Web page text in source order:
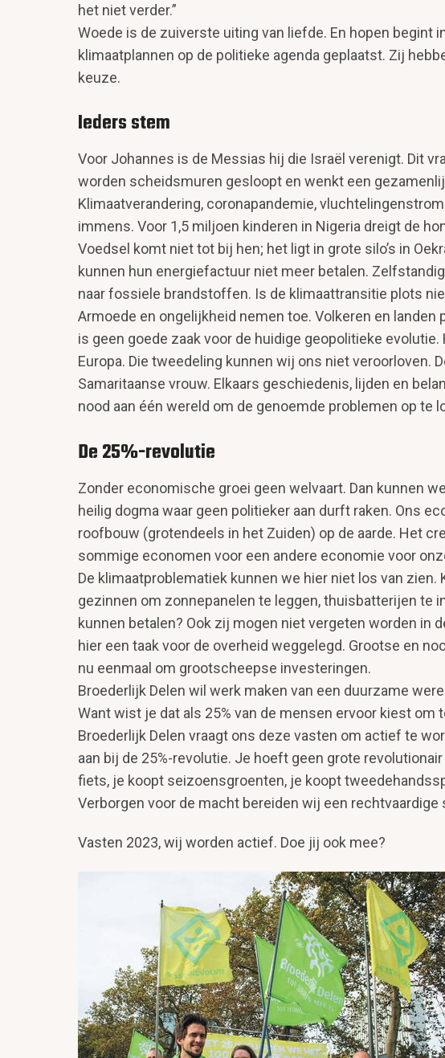
het niet verder.”
Woede is de zuiverste uiting van liefde. En hopen begint
klimaatplannen op de politieke agenda geplaatst. Zij
keuze.
Ieders stem
Voor Johannes is de Messias hij die Israël verenigt. Dit
worden scheids­muren gesloopt en wenkt een
Klimaatverandering, coronapandemie,
immens. Voor 1,5 miljoen kinderen in Nigeria dreigt de
Voedsel komt niet tot bij hen; het ligt in grote silo’s in
kunnen hun energiefactuur niet meer betalen.
naar fossiele brandstoffen. Is de klimaattransitie plots
Armoede en ongelijkheid nemen toe. Volkeren en
is geen goede zaak voor de huidige geopolitieke
Europa. Die tweedeling kunnen wij ons niet veroorloven.
Samaritaanse vrouw. Elkaars geschiedenis, lijden en
nood aan één wereld om de genoemde problemen op te
De 25%-revolutie
Zonder economische groei geen welvaart. Dan kunnen
heilig dogma waar geen politieker aan durft raken. Ons
roofbouw (gro­tendeels in het Zuiden) op de aarde. Het
sommige economen voor een andere economie voor
De klimaatproblematiek kunnen we hier niet los van
gezinnen om zonnepanelen te leggen, thuisbatterijen te
kunnen betalen? Ook zij mogen niet vergeten worden
hier een taak voor de over­heid weggelegd. Grootse en
nu eenmaal om grootscheepse investeringen.
Broederlijk Delen wil werk maken van een duurzame
Want wist je dat als 25% van de mensen ervoor kiest om
Broederlijk Delen vraagt ons deze vasten om actief te
aan bij de 25%-revolutie. Je hoeft geen grote
fiets, je koopt sei­zoensgroenten, je koopt
Verborgen voor de macht bereiden wij een
Vasten 2023, wij worden actief. Doe jij ook mee?